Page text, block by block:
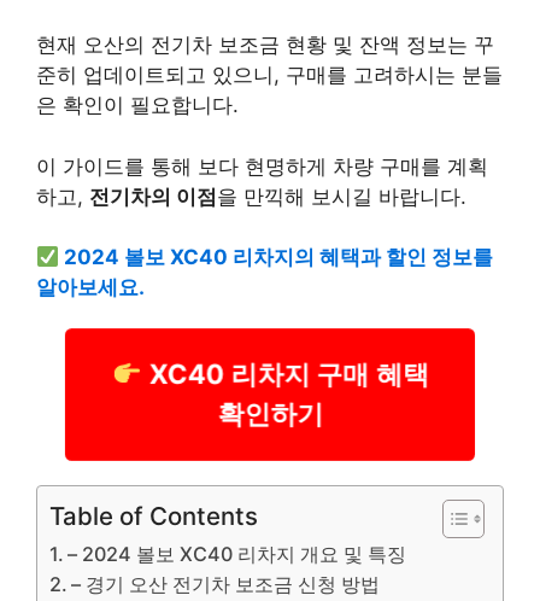
현재 오산의 전기차 보조금 현황 및 잔액 정보는 꾸
준히 업데이트되고 있으니, 구매를 고려하시는 분들
은 확인이 필요합니다.
이 가이드를 통해 보다 현명하게 차량 구매를 계획
하고, 전기차의 이점을 만끽해 보시길 바랍니다.
2024 볼보 XC40 리차지의 혜택과 할인 정보를
알아보세요.
XC40 리차지 구매 혜택
확인하기
Table of Contents
– 2024 볼보 XC40 리차지 개요 및 특징
– 경기 오산 전기차 보조금 신청 방법